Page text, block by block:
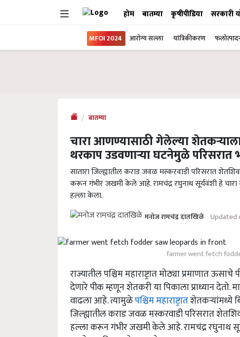
होम बातम्या कृषीपीडिया सरकारी
MFOI 2024 आरोग्य सल्ला यांत्रिकीकरण
बातम्या
चारा आणण्यासाठी गेलेल्या
थरकाप उडवणाऱ्या घटनेमुळे परिसरात
सातारा जिल्ह्यातील कराड जवळ मस्करवाडी परिसरात
करून गंभीर जखमी केले आहे. रामचंद्र रघुनाथ सूर्यवंशी हे
हल्ला केला.
मनोज रामचंद्र दातखिळे Updated
farmer went fetch
राज्यातील पश्चिम महाराष्ट्रात मोठ्या प्रमाणात
देणारे पीक म्हणून शेतकरी या पिकाला प्राध्यान देतो.
वाढला आहे. त्यामुळेपश्चिम महाराष्ट्रातशेतकऱ्यांमध्ये
जिल्ह्यातील कराड जवळ मस्करवाडी परिसरात
हल्ला करून गंभीर जखमी केले आहे. रामचंद्र रघुनाथ